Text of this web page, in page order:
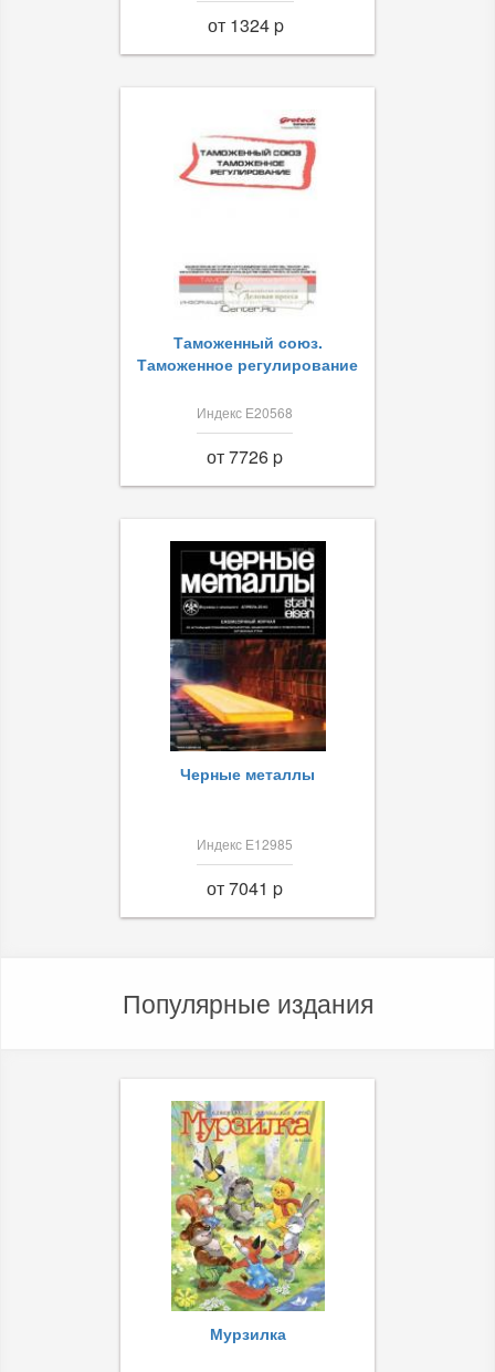
от 1324 p
Таможенный союз.
Таможенное регулирование
Индекс Е20568
от 7726 p
Черные металлы
Индекс Е12985
от 7041 p
Популярные издания
Мурзилка